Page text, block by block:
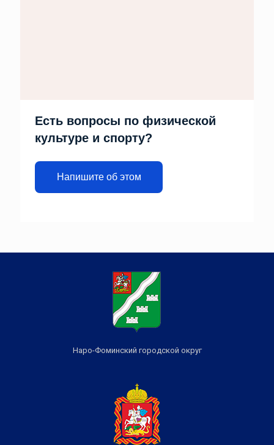
Есть вопросы по физической
культуре и спорту?
Напишите об этом
Наро-Фоминский городской округ